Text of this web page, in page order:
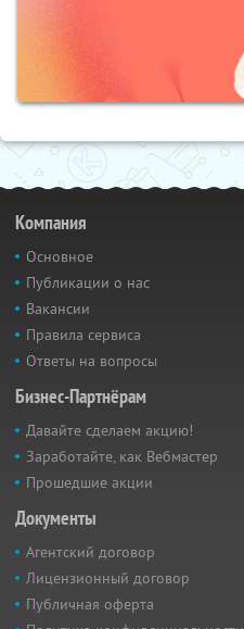
Компания
Основное
Публикации о нас
Вакансии
Правила сервиса
Ответы на вопросы
Бизнес-Партнёрам
Давайте сделаем акцию!
Заработайте, как Вебмастер
Прошедшие акции
Документы
Агентский договор
Лицензионный договор
Публичная оферта